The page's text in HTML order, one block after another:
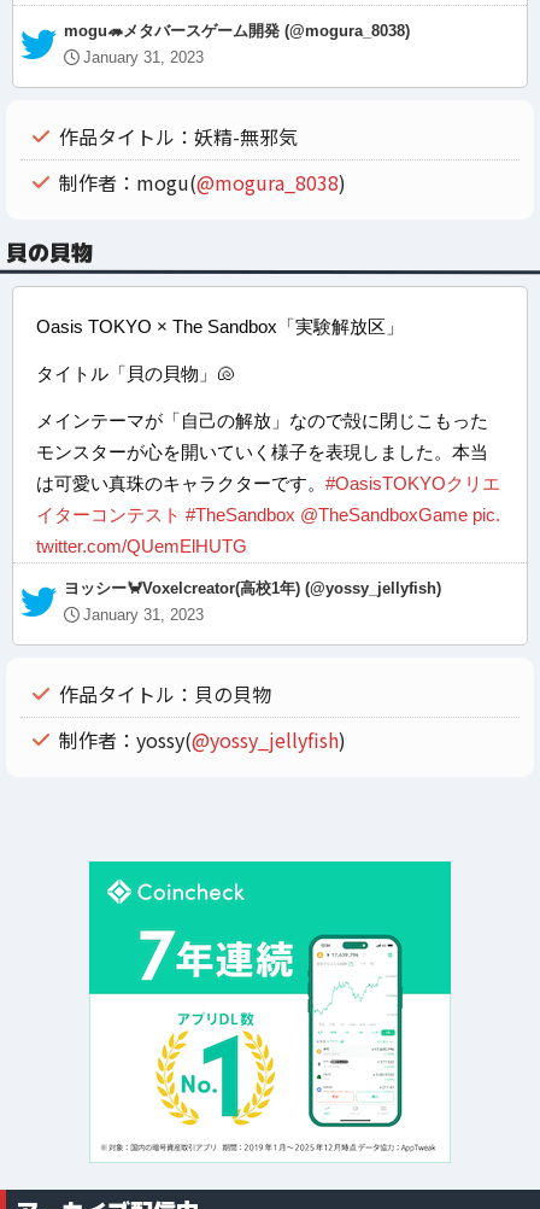
— mogu🦔メタバースゲーム開発 (@mogura_8038)
January 31, 2023
作品タイトル：妖精-無邪気
制作者：mogu(@mogura_8038)
貝の貝物
Oasis TOKYO × The Sandbox「実験解放区」
タイトル「貝の貝物」🐚
メインテーマが「自己の解放」なので殻に閉じこもった
モンスターが心を開いていく様子を表現しました。本当
は可愛い真珠のキャラクターです。 #OasisTOKYOクリエ
イターコンテスト #TheSandbox @TheSandboxGame pic.
twitter.com/QUemElHUTG
— ヨッシー🦀Voxelcreator(高校1年) (@yossy_jellyfish)
January 31, 2023
作品タイトル：貝の貝物
制作者：yossy(@yossy_jellyfish)